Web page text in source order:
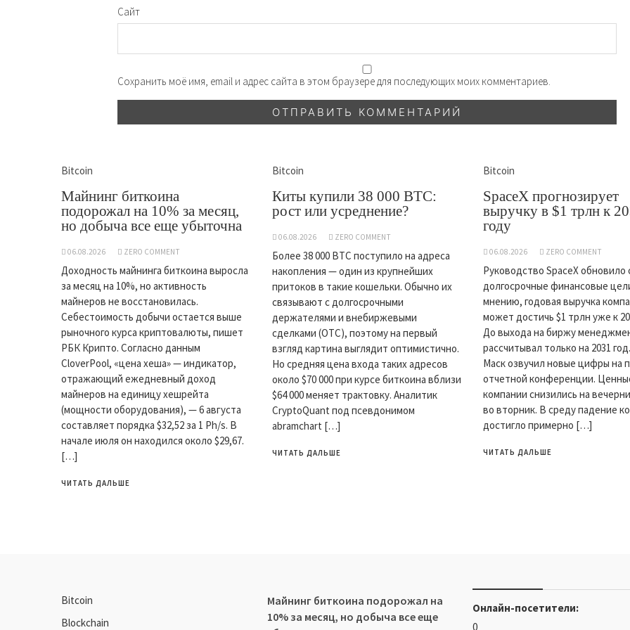
Сайт
Сохранить моё имя, email и адрес сайта в этом браузере для последующих моих комментариев.
Bitcoin
Майнинг биткоина
подорожал на 10% за месяц,
но добыча все еще убыточна
06.08.2026 ZERO COMMENT
Доходность майнинга биткоина выросла
за месяц на 10%, но активность
майнеров не восстановилась.
Себестоимость добычи остается выше
рыночного курса криптовалюты, пишет
РБК Крипто. Согласно данным
CloverPool, «цена хеша» — индикатор,
отражающий ежедневный доход
майнеров на единицу хешрейта
(мощности оборудования), — 6 августа
составляет порядка $32,52 за 1 Ph/s. В
начале июля он находился около $29,67.
[…]
ЧИТАТЬ ДАЛЬШЕ
Bitcoin
Киты купили 38 000 BTC:
рост или усреднение?
06.08.2026 ZERO COMMENT
Более 38 000 BTC поступило на адреса
накопления — один из крупнейших
притоков в такие кошельки. Обычно их
связывают с долгосрочными
держателями и внебиржевыми
сделками (OTC), поэтому на первый
взгляд картина выглядит оптимистично.
Но средняя цена входа таких адресов
около $70 000 при курсе биткоина вблизи
$64 000 меняет трактовку. Аналитик
CryptoQuant под псевдонимом
abramchart […]
ЧИТАТЬ ДАЛЬШЕ
Bitcoin
SpaceX прогнозирует
выручку в $1 трлн к
году
06.08.2026 ZERO COMMENT
Руководство SpaceX обновило
долгосрочные финансовые
мнению, годовая выручка
может достичь $1 трлн уже к
До выхода на биржу
рассчитывал только на 2031
Маск озвучил новые цифры на
отчетной конференции.
компании снизились на
во вторник. В среду падение
достигло примерно […]
ЧИТАТЬ ДАЛЬШЕ
Bitcoin
Blockchain
Майнинг биткоина подорожал на
10% за месяц, но добыча все еще
Онлайн-посетители:
0